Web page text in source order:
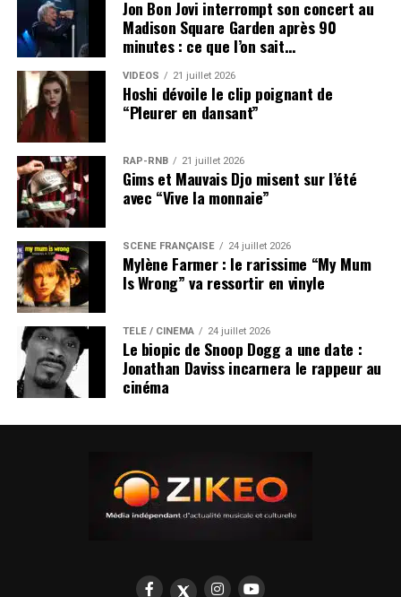
Jon Bon Jovi interrompt son concert au
Madison Square Garden après 90
minutes : ce que l’on sait…
VIDEOS 21 juillet 2026
Hoshi dévoile le clip poignant de
“Pleurer en dansant”
RAP-RNB 21 juillet 2026
Gims et Mauvais Djo misent sur l’été
avec “Vive la monnaie”
SCÈNE FRANÇAISE 24 juillet 2026
Mylène Farmer : le rarissime “My Mum
Is Wrong” va ressortir en vinyle
TÉLÉ / CINÉMA 24 juillet 2026
Le biopic de Snoop Dogg a une date :
Jonathan Daviss incarnera le rappeur au
cinéma